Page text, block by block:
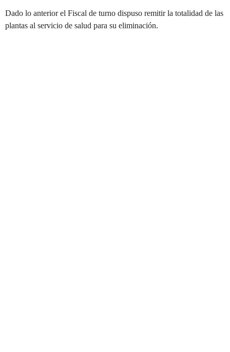
Dado lo anterior el Fiscal de turno dispuso remitir la totalidad de las
plantas al servicio de salud para su eliminación.